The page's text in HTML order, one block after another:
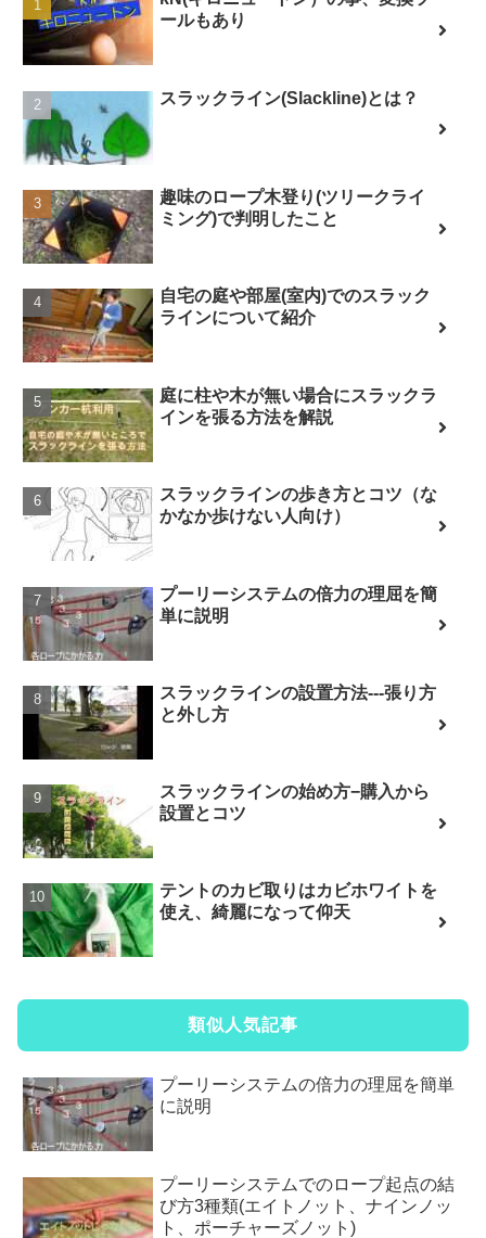
ールもあり
スラックライン(Slackline)とは？
趣味のロープ木登り(ツリークライ
ミング)で判明したこと
自宅の庭や部屋(室内)でのスラック
ラインについて紹介
庭に柱や木が無い場合にスラックラ
インを張る方法を解説
スラックラインの歩き方とコツ（な
かなか歩けない人向け）
プーリーシステムの倍力の理屈を簡
単に説明
スラックラインの設置方法---張り方
と外し方
スラックラインの始め方−購入から
設置とコツ
テントのカビ取りはカビホワイトを
使え、綺麗になって仰天
類似人気記事
プーリーシステムの倍力の理屈を簡単
に説明
プーリーシステムでのロープ起点の結
び方3種類(エイトノット、ナインノッ
ト、ポーチャーズノット)